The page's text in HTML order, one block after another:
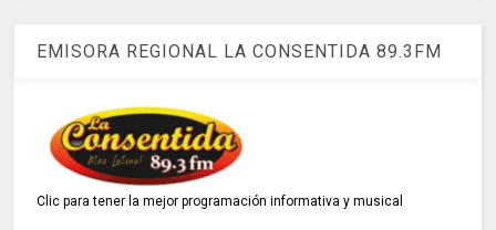
EMISORA REGIONAL LA CONSENTIDA 89.3FM
Clic para tener la mejor programación informativa y musical